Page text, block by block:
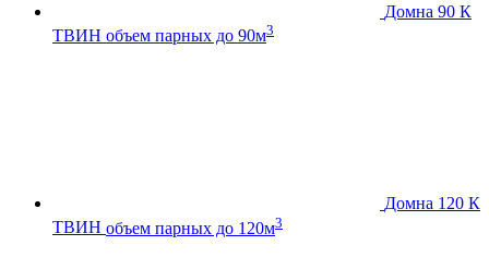
Домна 90 К
ТВИН объем парных до 90м3
Домна 120 К
ТВИН объем парных до 120м3